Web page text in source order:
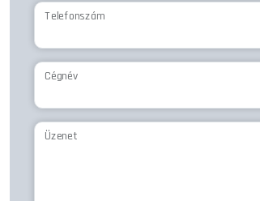
Telefonszám
Cégnév
Üzenet